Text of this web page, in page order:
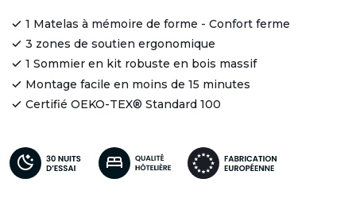
1 Matelas à mémoire de forme - Confort ferme
3 zones de soutien ergonomique
1 Sommier en kit robuste en bois massif
Montage facile en moins de 15 minutes
Certifié OEKO-TEX® Standard 100